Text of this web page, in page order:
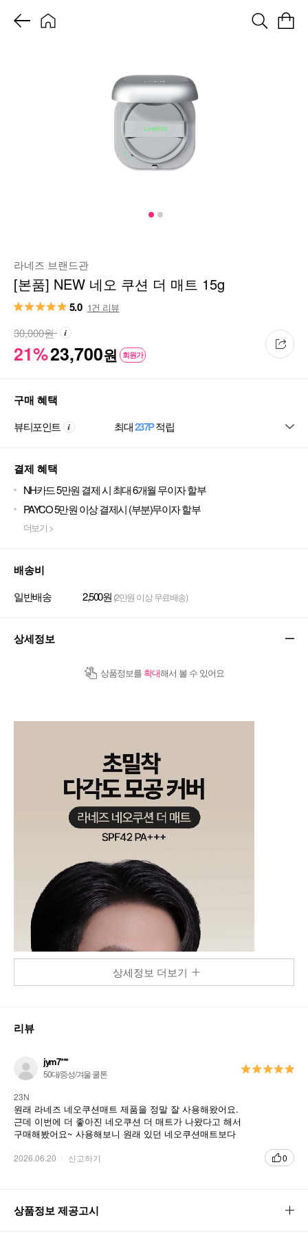
라네즈 브랜드관
[본품] NEW 네오 쿠션 더 매트 15g
5.0 1건 리뷰
21%23,700원 회원가
30,000원
구매 혜택
뷰티포인트 최대237P적립
결제 혜택
NH카드 5만원 결제 시 최대 6개월 무이자 할부
PAYCO 5만원 이상 결제시 (부분)무이자 할부
더보기 >
배송비
일반배송 2,500원 (2만원 이상 무료배송)
상세정보
상품정보를 확대해서 볼 수 있어요
상세정보 더보기
리뷰
jym7***
50대/중성/겨울 쿨톤
23N
원래 라네즈 네오쿠션매트 제품을 정말 잘 사용해왔어요.
근데 이번에 더 좋아진 네오쿠션 더 매트가 나왔다고 해서
구매해봤어요~ 사용해보니 원래 있던 네오쿠션매트보다
2026.06.20 신고하기 0
상품정보 제공고시